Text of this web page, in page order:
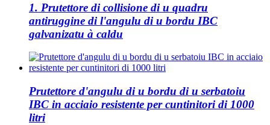
1. Prutettore di collisione di u quadru
antiruggine di l'angulu di u bordu IBC
galvanizatu à caldu
Prutettore d'angulu di u bordu di u serbatoiu
IBC in acciaio resistente per cuntinitori di 1000
litri